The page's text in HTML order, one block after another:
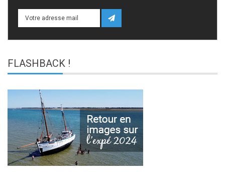
FLASHBACK !